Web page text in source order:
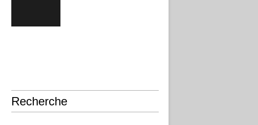
Recherche